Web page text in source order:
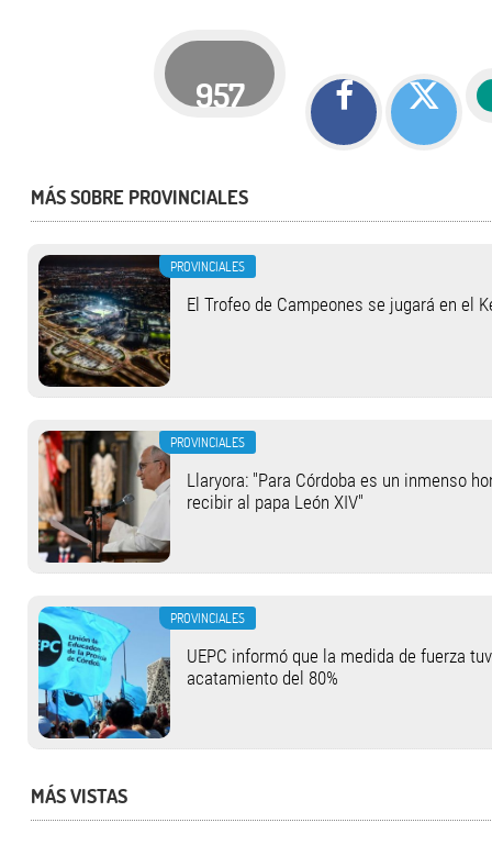
957
MÁS SOBRE PROVINCIALES
PROVINCIALES
El Trofeo de Campeones se jugará en el
PROVINCIALES
Llaryora: "Para Córdoba es un inmenso
recibir al papa León XIV"
PROVINCIALES
UEPC informó que la medida de fuerza
acatamiento del 80%
MÁS VISTAS